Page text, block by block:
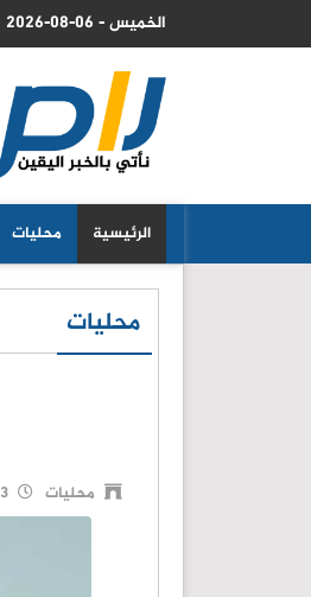
2026-08-06 - الخميس
الرئيسية محليات
محليات
محليات